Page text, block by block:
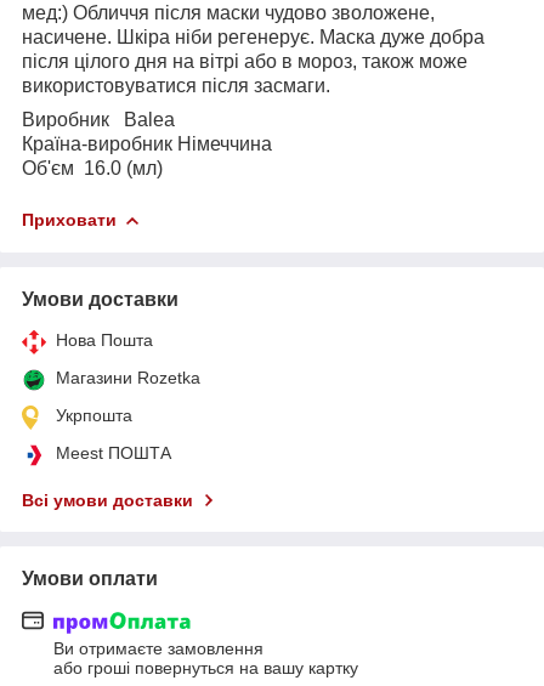
мед:) Обличчя після маски чудово зволожене,
насичене. Шкіра ніби регенерує. Маска дуже добра
після цілого дня на вітрі або в мороз, також може
використовуватися після засмаги.
Виробник Balea
Країна-виробник Німеччина
Об'єм 16.0 (мл)
Приховати
Умови доставки
Нова Пошта
Магазини Rozetka
Укрпошта
Meest ПОШТА
Всі умови доставки
Умови оплати
Ви отримаєте замовлення
або гроші повернуться на вашу картку